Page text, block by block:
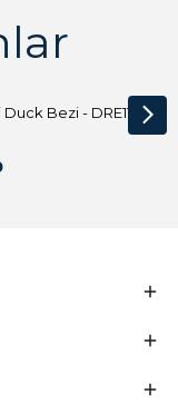
Açık Bej Duck Bezi - DRE1144 Kumaş Peçete